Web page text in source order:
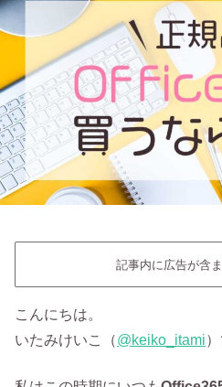
記事内に広告が含
こんにちは。
いたみけいこ（‎@keiko_itami